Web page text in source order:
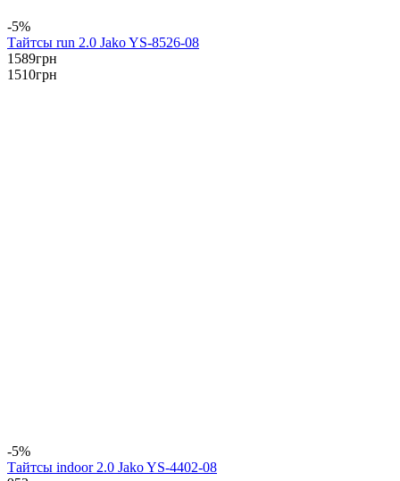
-5%
Тайтсы run 2.0 Jako YS-8526-08
1589грн
1510грн
-5%
Тайтсы indoor 2.0 Jako YS-4402-08